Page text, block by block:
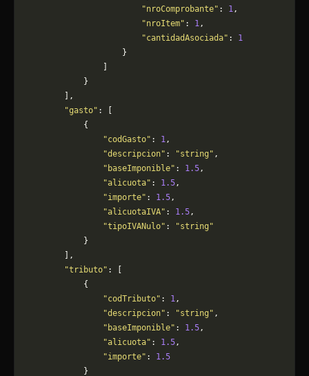
                        "nroComprobante"
: 1,
                        "nroItem"
: 1,
                        "cantidadAsociada"
: 1
                    }
            }
        ],
        "gasto"
: [
            {
                "codGasto"
: 1,
                "descripcion"
: "string" ,
                "baseImponible"
: 1.5,
                "alicuota"
: 1.5,
                "importe"
: 1.5,
                "alicuotaIVA"
: 1.5,
                "tipoIVANulo"
:
"string"
            }
        ],
        "tributo"
: [
            {
                "codTributo"
: 1,
                "descripcion"
: "string" ,
                "baseImponible"
: 1.5,
                "alicuota"
: 1.5,
                "importe"
: 1.5
            }